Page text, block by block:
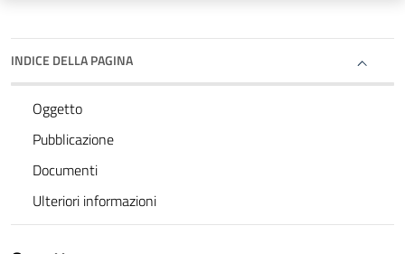
INDICE DELLA PAGINA
Oggetto
Pubblicazione
Documenti
Ulteriori informazioni